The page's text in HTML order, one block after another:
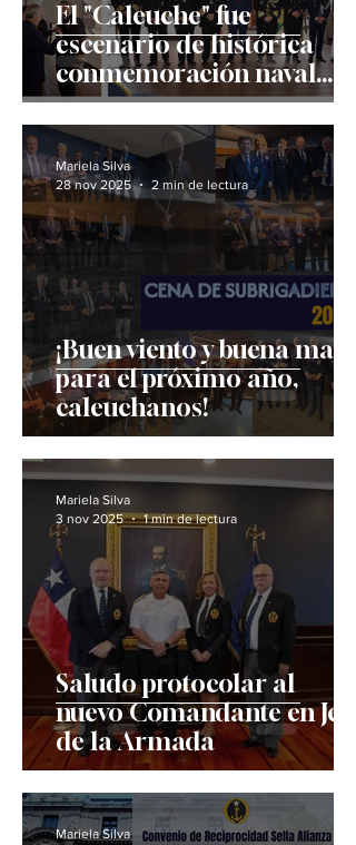
El "Caleuche" fue
escenario de histórica
conmemoración naval
brasileña en Chile
¡Buen viento y buena mar
para el próximo año,
caleuchanos!
Mariela Silva
28 nov 2025
2 min de lectura
Saludo protocolar al
nuevo Comandante en Jefe
de la Armada
Mariela Silva
3 nov 2025
1 min de lectura
Mariela Silva